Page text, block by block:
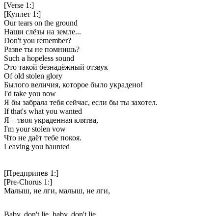
[Verse 1:]
[Куплет 1:]
Our tears on the ground
Наши слёзы на земле...
Don't you remember?
Разве ты не помнишь?
Such a hopeless sound
Это такой безнадёжный отзвук
Of old stolen glory
Былого величия, которое было украдено!
I'd take you now
Я бы забрала тебя сейчас, если бы ты захотел.
If that's what you wanted
Я – твоя украденная клятва,
I'm your stolen vow
Что не даёт тебе покоя.
Leaving you haunted
[Предприпев 1:]
[Pre-Chorus 1:]
Малыш, не лги, малыш, не лги,
Baby, don't lie, baby, don't lie